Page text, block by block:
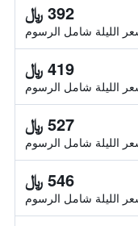
392 ﷼
الليلة شامل الرسوم
419 ﷼
الليلة شامل الرسوم
527 ﷼
الليلة شامل الرسوم
546 ﷼
الليلة شامل الرسوم